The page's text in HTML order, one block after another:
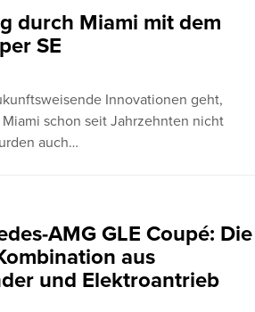
durch Miami mit dem
SE
Innovationen geht,
schon seit Jahrzehnten nicht
auch…
AMG GLE Coupé: Die
aus
und Elektroantrieb